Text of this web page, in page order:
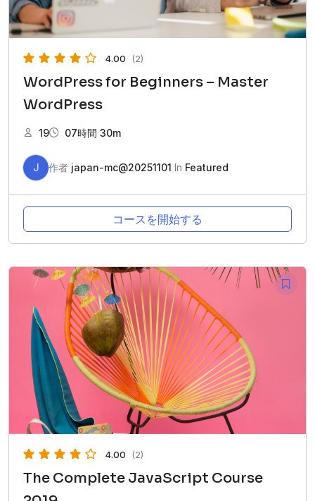
4.00 (2)
WordPress for Beginners – Master
WordPress
19 07時間 30m
J 作者 japan-mc@20251101 In Featured
コースを開始する
4.00 (2)
The Complete JavaScript Course